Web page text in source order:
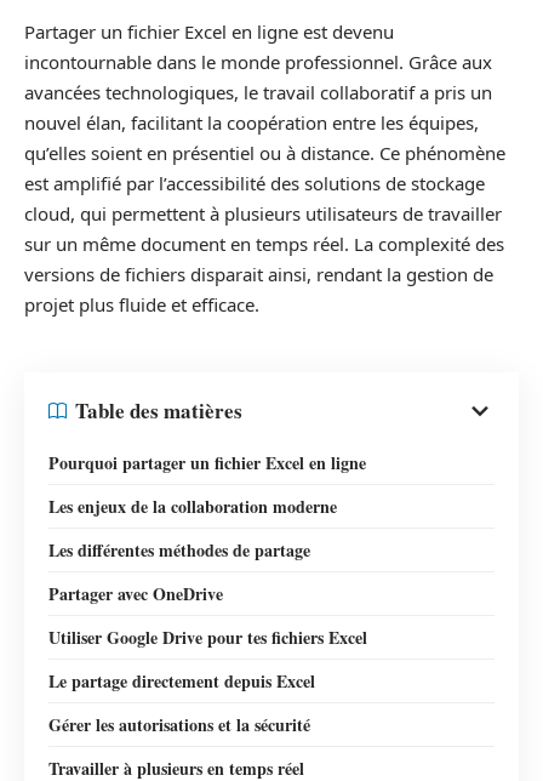
Partager un fichier Excel en ligne est devenu
incontournable dans le monde professionnel. Grâce aux
avancées technologiques, le travail collaboratif a pris un
nouvel élan, facilitant la coopération entre les équipes,
qu’elles soient en présentiel ou à distance. Ce phénomène
est amplifié par l’accessibilité des solutions de stockage
cloud, qui permettent à plusieurs utilisateurs de travailler
sur un même document en temps réel. La complexité des
versions de fichiers disparait ainsi, rendant la gestion de
projet plus fluide et efficace.
Table des matières
Pourquoi partager un fichier Excel en ligne
Les enjeux de la collaboration moderne
Les différentes méthodes de partage
Partager avec OneDrive
Utiliser Google Drive pour tes fichiers Excel
Le partage directement depuis Excel
Gérer les autorisations et la sécurité
Travailler à plusieurs en temps réel